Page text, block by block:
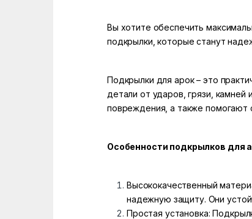
Вы хотите обеспечить
подкрылки, которые станут
Подкрылки для арок – это
детали от ударов, грязи,
повреждения, а также помогают
Особенности подкрылков для
Высококачественный
надежную защиту. Они
Простая установка: